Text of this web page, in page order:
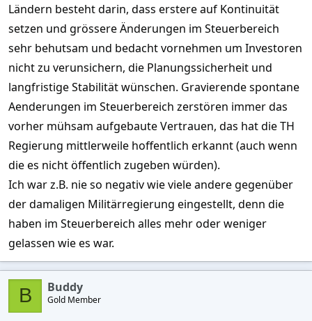
Die Steuer macht Du hier bis maximal 3
Monate nach Jahresende, also von Januar
bis März des Folgejahres! Also nicht am
Jahresende!
Ich hatte ca.375.000.-THB Steuerfrei. Vom
Rest bis zu ca.1 Million, waren dann eben
Steuern fällig, ca. 45.000.-THB
Geld für den Erwerb von Immobilien
anderes Thema, und Land kaufen kannst Du
sowie so nicht
Und der maximale Steuersatz ist eben 35%
Ländern besteht darin, dass erstere auf Kontinuität
setzen und grössere Änderungen im Steuerbereich
sehr behutsam und bedacht vornehmen um Investoren
nicht zu verunsichern, die Planungssicherheit und
langfristige Stabilität wünschen. Gravierende spontane
Aenderungen im Steuerbereich zerstören immer das
vorher mühsam aufgebaute Vertrauen, das hat die TH
Regierung mittlerweile hoffentlich erkannt (auch wenn
die es nicht öffentlich zugeben würden).
Ich war z.B. nie so negativ wie viele andere gegenüber
der damaligen Militärregierung eingestellt, denn die
haben im Steuerbereich alles mehr oder weniger
gelassen wie es war.
B Buddy
Gold Member